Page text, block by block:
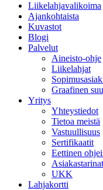
Liikelahjavalikoima
Ajankohtaista
Kuvastot
Blogi
Palvelut
Aineisto-ohje
Liikelahjat
Graafinen
Yritys
Yhteystiedot
Tietoa meistä
Vastuullisuus
Sertifikaatit
Eettinen
Asiakastarinat
UKK
Lahjakortti